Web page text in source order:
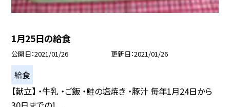
1月25日の給食
公開日 2021/01/26 更新日 2021/01/26
給食
【献立】 ・牛乳 ・ご飯 ・鮭の塩焼き ・豚汁 毎年1月24日から